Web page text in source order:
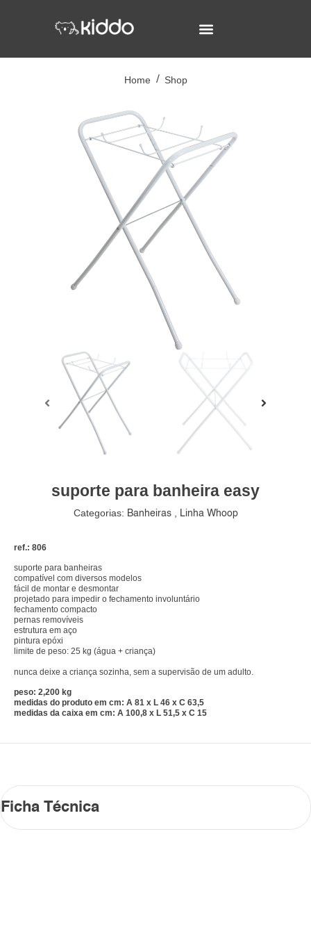
Home / Shop
suporte para banheira easy
Categorias: Banheiras, Linha Whoop
ref.: 806
suporte para banheiras
compatível com diversos modelos
fácil de montar e desmontar
projetado para impedir o fechamento involuntário
fechamento compacto
pernas removíveis
estrutura em aço
pintura epóxi
limite de peso: 25 kg (água + criança)
nunca deixe a criança sozinha, sem a supervisão de um adulto.
peso: 2,200 kg
medidas do produto em cm: A 81 x L 46 x C 63,5
medidas da caixa em cm: A 100,8 x L 51,5 x C 15
Ficha Técnica